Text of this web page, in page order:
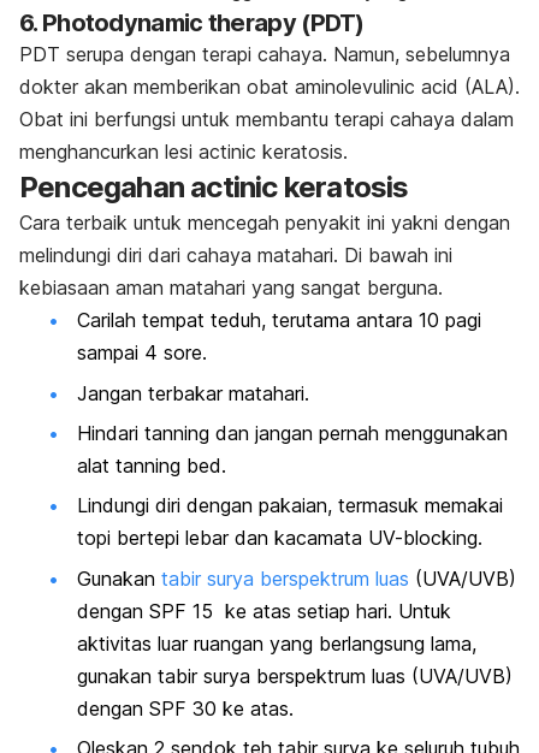
6. Photodynamic therapy (PDT)
PDT serupa dengan terapi cahaya. Namun, sebelumnya
dokter akan memberikan obat aminolevulinic acid (ALA).
Obat ini berfungsi untuk membantu terapi cahaya dalam
menghancurkan lesi actinic keratosis.
Pencegahan actinic keratosis
Cara terbaik untuk mencegah penyakit ini yakni dengan
melindungi diri dari cahaya matahari. Di bawah ini
kebiasaan aman matahari yang sangat berguna.
Carilah tempat teduh, terutama antara 10 pagi
sampai 4 sore.
Jangan terbakar matahari.
Hindari tanning dan jangan pernah menggunakan
alat tanning bed.
Lindungi diri dengan pakaian, termasuk memakai
topi bertepi lebar dan kacamata UV-blocking.
Gunakan tabir surya berspektrum luas (UVA/UVB)
dengan SPF 15 ke atas setiap hari. Untuk
aktivitas luar ruangan yang berlangsung lama,
gunakan tabir surya berspektrum luas (UVA/UVB)
dengan SPF 30 ke atas.